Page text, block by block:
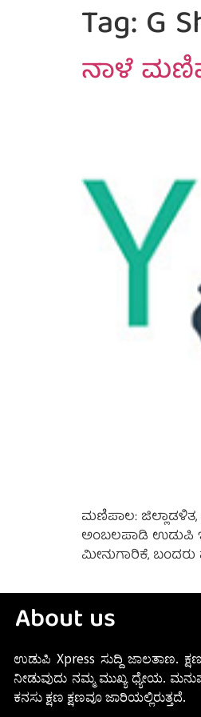
Tag: G
ನಾಳೆ
ಮಣಿಪಾಲ:
ಅಂಬಲಪಾಡಿ ಉಡುಪಿ
ಮೀನುಗಾರಿಕೆ,
About us
ಉಡುಪಿ Xpress ಸುದ್ದಿ ಜಾಲತಾಣ.
ನೀಡುವುದು ನಮ್ಮ ಮುಖ್ಯ ಧ್ಯೇಯ.
ಕನಸು ಕ್ಷಣ ಕ್ಷಣವೂ ಜಾರಿಯಲ್ಲಿರುತ್ತದೆ.